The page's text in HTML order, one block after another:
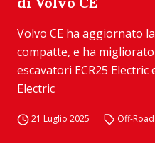
Volvo CE ha aggiornato
compatte, e ha
escavatori ECR25
Electric
21 Luglio 2025 Off-Road